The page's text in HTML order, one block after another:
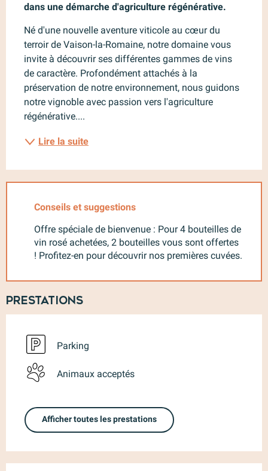
dans une démarche d'agriculture régénérative.
Né d'une nouvelle aventure viticole au cœur du
terroir de Vaison-la-Romaine, notre domaine vous
invite à découvrir ses différentes gammes de vins
de caractère. Profondément attachés à la
préservation de notre environnement, nous guidons
notre vignoble avec passion vers l'agriculture
régénérative....
Lire la suite
Conseils et suggestions
Offre spéciale de bienvenue : Pour 4 bouteilles de
vin rosé achetées, 2 bouteilles vous sont offertes
! Profitez-en pour découvrir nos premières cuvées.
Prestations
Parking
Animaux acceptés
Afficher toutes les prestations